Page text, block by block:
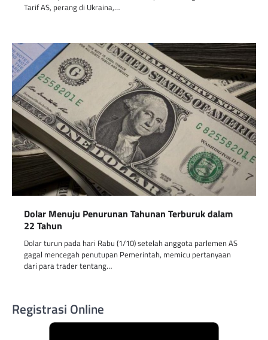
Tarif AS, perang di Ukraina,…
Dolar Menuju Penurunan Tahunan Terburuk dalam
22 Tahun
Dolar turun pada hari Rabu (1/10) setelah anggota parlemen AS
gagal mencegah penutupan Pemerintah, memicu pertanyaan
dari para trader tentang…
Registrasi Online